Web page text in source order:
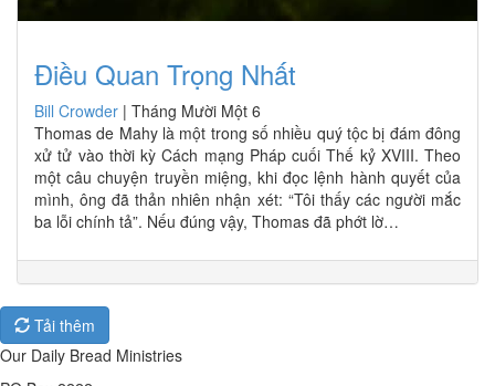
Điều Quan Trọng Nhất
Bill Crowder | Tháng Mười Một 6
Thomas de Mahy là một trong số nhiều quý tộc bị đám đông
xử tử vào thời kỳ Cách mạng Pháp cuối Thế kỷ XVIII. Theo
một câu chuyện truyền miệng, khi đọc lệnh hành quyết của
mình, ông đã thản nhiên nhận xét: “Tôi thấy các người mắc
ba lỗi chính tả”. Nếu đúng vậy, Thomas đã phớt lờ…
Tải thêm
Our Daily Bread Ministries